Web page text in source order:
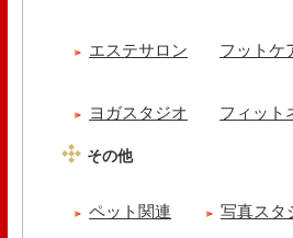
エステサロン フットケ
ヨガスタジオ フィット
その他
ペット関連 写真スタ